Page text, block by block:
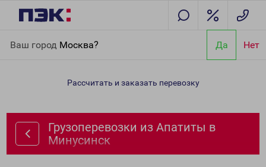
Ваш город Москва? Да Нет
Минусинск
Рассчитать и заказать перевозку
Грузоперевозки из Апатиты в
Минусинск